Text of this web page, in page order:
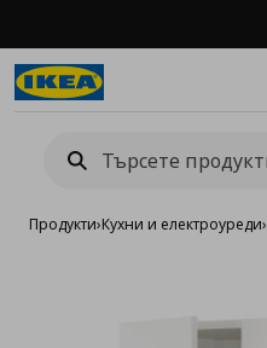
Продукти›Кухни и електроуреди›